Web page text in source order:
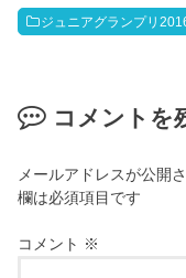
ジュニアグランプリ
コメントを
メールアドレスが公開
欄は必須項目です
コメント ※